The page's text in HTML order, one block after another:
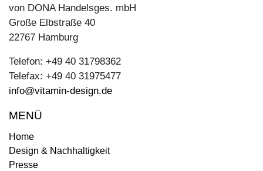
von DONA Handelsges. mbH
Große Elbstraße 40
22767 Hamburg
Telefon: +49 40 31798362
Telefax: +49 40 31975477
info@vitamin-design.de
MENÜ
Home
Design & Nachhaltigkeit
Presse